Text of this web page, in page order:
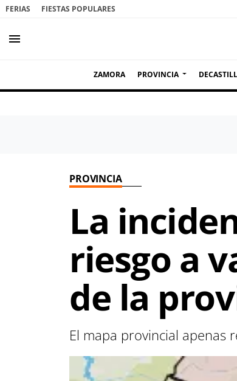
FERIAS FIESTAS POPULARES
menu
ZAMORA PROVINCIA
PROVINCIA
La
riesgo a
de la
El mapa provincial apenas